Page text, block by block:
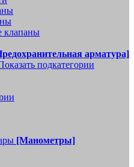
клапаны
арматура]
подкатегории
[Манометры]